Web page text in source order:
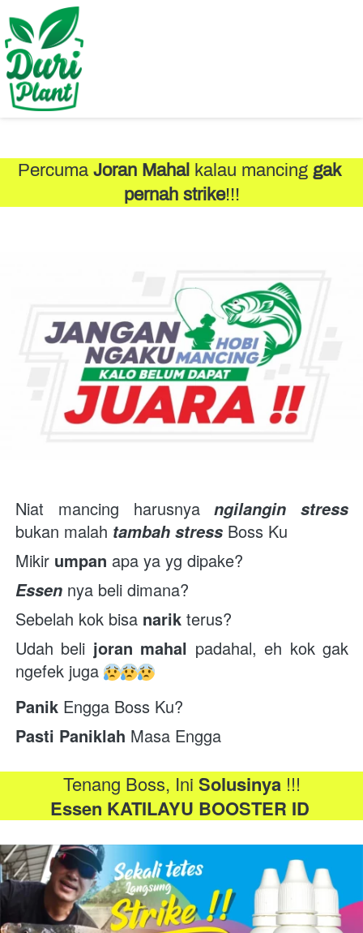
Percuma Joran Mahal kalau mancing gak
pernah strike!!!
Niat mancing harusnya ngilangin stress
bukan malah tambah stress Boss Ku
Mikir umpan apa ya yg dipake?
Essen nya beli dimana?
Sebelah kok bisa narik terus?
Udah beli joran mahal padahal, eh kok gak
ngefek juga
Panik Engga Boss Ku?
Pasti Paniklah Masa Engga
Tenang Boss, Ini Solusinya !!!
Essen KATILAYU BOOSTER ID